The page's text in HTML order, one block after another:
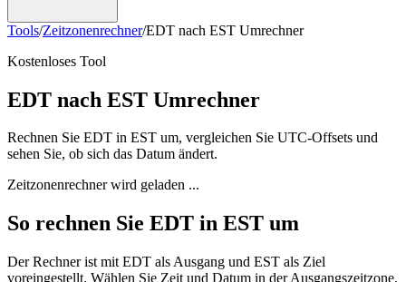
Tools/Zeitzonenrechner/EDT nach EST Umrechner
Kostenloses Tool
EDT nach EST Umrechner
Rechnen Sie EDT in EST um, vergleichen Sie UTC-Offsets und
sehen Sie, ob sich das Datum ändert.
Zeitzonenrechner wird geladen ...
So rechnen Sie EDT in EST um
Der Rechner ist mit EDT als Ausgang und EST als Ziel
voreingestellt. Wählen Sie Zeit und Datum in der Ausgangszeitzone,